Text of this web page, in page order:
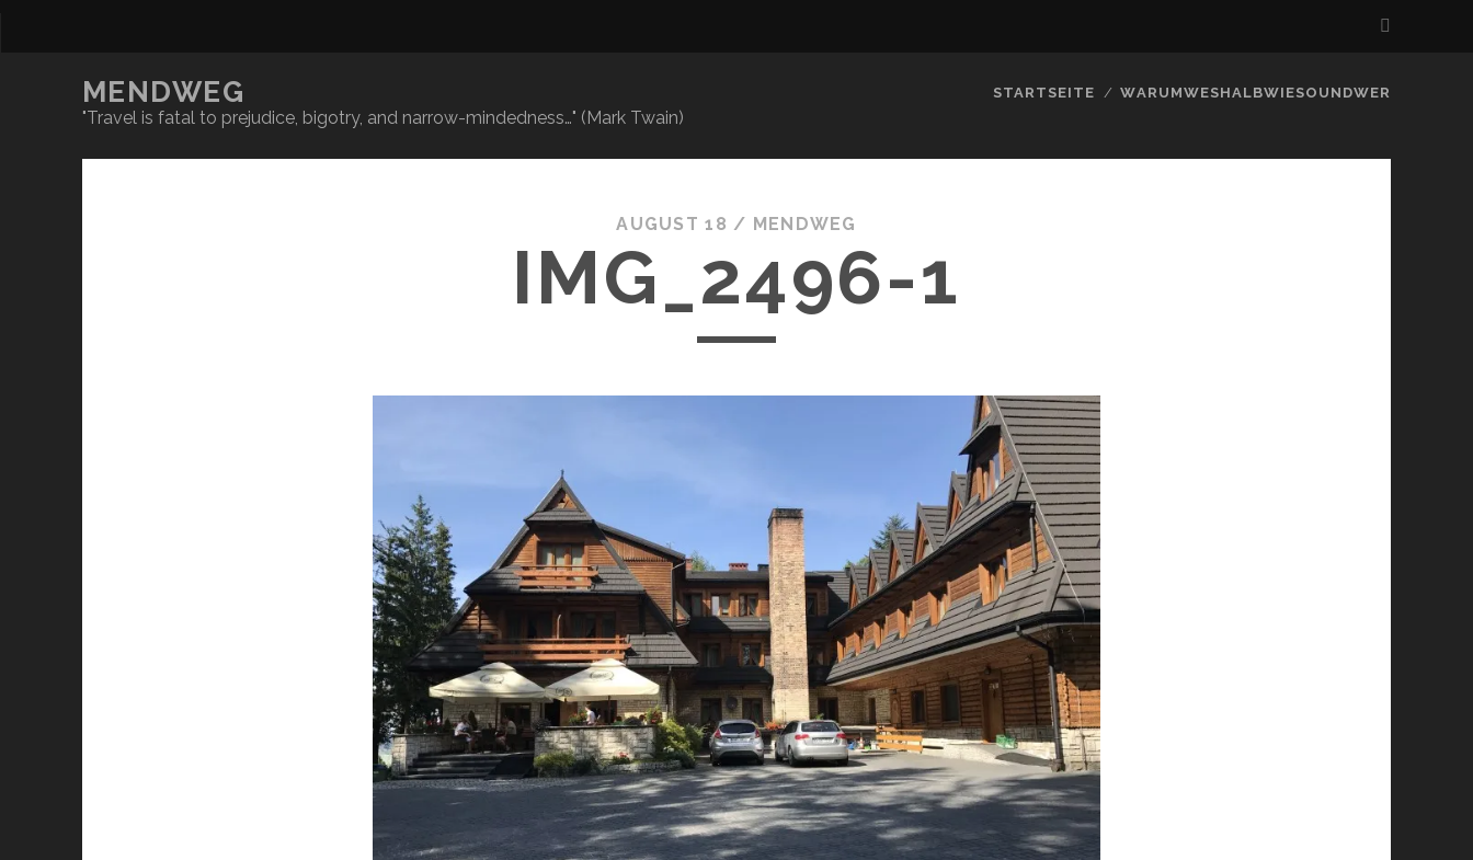
MENDWEG
"Travel is fatal to prejudice, bigotry, and narrow-mindedness…" (Mark Twain)
STARTSEITE WARUMWESHALBWIESOUNDWER
AUGUST 18 / MENDWEG
IMG_2496-1